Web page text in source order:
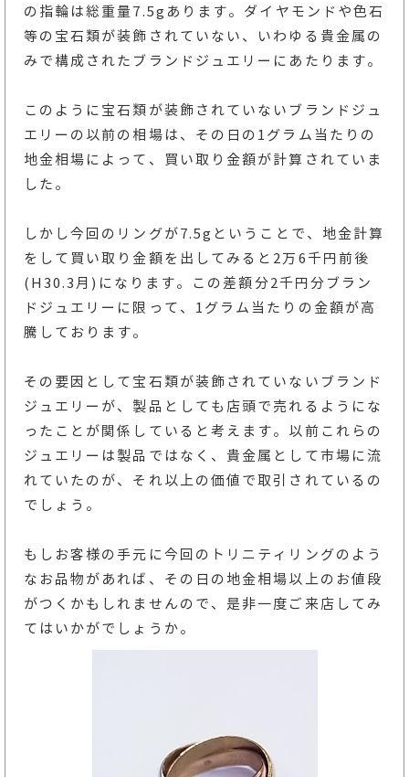
の指輪は総重量7.5gあります。ダイヤモンドや色石
等の宝石類が装飾されていない、いわゆる貴金属の
みで構成されたブランドジュエリーにあたります。
このように宝石類が装飾されていないブランドジュ
エリーの以前の相場は、その日の1グラム当たりの
地金相場によって、買い取り金額が計算されていま
した。
しかし今回のリングが7.5gということで、地金計算
をして買い取り金額を出してみると2万6千円前後
(H30.3月)になります。この差額分2千円分ブラン
ドジュエリーに限って、1グラム当たりの金額が高
騰しております。
その要因として宝石類が装飾されていないブランド
ジュエリーが、製品としても店頭で売れるようにな
ったことが関係していると考えます。以前これらの
ジュエリーは製品ではなく、貴金属として市場に流
れていたのが、それ以上の価値で取引されているの
でしょう。
もしお客様の手元に今回のトリニティリングのよう
なお品物があれば、その日の地金相場以上のお値段
がつくかもしれませんので、是非一度ご来店してみ
てはいかがでしょうか。